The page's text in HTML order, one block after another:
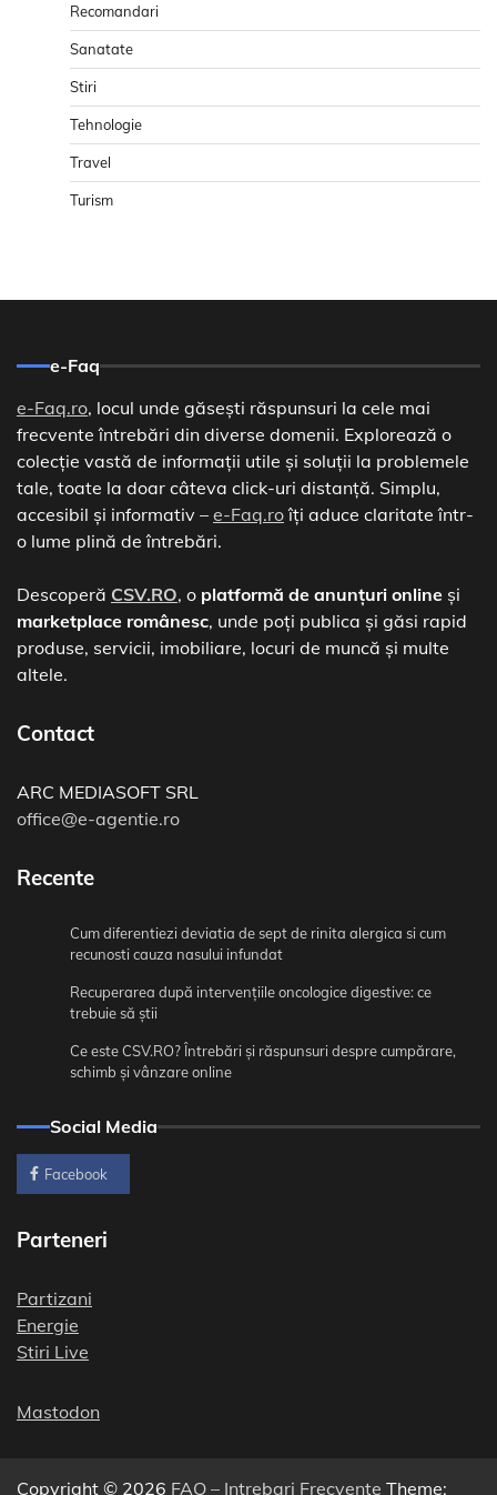
Recomandari
Sanatate
Stiri
Tehnologie
Travel
Turism
e-Faq
e-Faq.ro, locul unde găsești răspunsuri la cele mai
frecvente întrebări din diverse domenii. Explorează o
colecție vastă de informații utile și soluții la problemele
tale, toate la doar câteva click-uri distanță. Simplu,
accesibil și informativ – e-Faq.roîți aduce claritate într-
o lume plină de întrebări.
Descoperă CSV.RO, o platformă de anunțuri online și
marketplace românesc, unde poți publica și găsi rapid
produse, servicii, imobiliare, locuri de muncă și multe
altele.
Contact
ARC MEDIASOFT SRL
office@e-agentie.ro
Recente
Cum diferentiezi deviatia de sept de rinita alergica si cum
recunosti cauza nasului infundat
Recuperarea după intervențiile oncologice digestive: ce
trebuie să știi
Ce este CSV.RO? Întrebări și răspunsuri despre cumpărare,
schimb și vânzare online
Social Media
Facebook
Parteneri
Partizani
Energie
Stiri Live
Mastodon
Copyright © 2026 FAQ – Intrebari Frecvente Theme: